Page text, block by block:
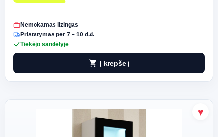
Nemokamas lizingas
Pristatymas per 7 – 10 d.d.
Tiekėjo sandėlyje
shopping_cart Į krepšelį